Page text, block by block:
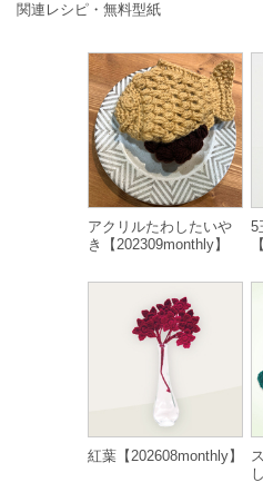
関連レシピ・無料型紙
アクリルたわしたいや
き【202309monthly】
5
紅葉【202608monthly】